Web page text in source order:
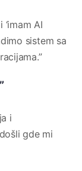
‘imam AI
sistem sa
i
gde mi